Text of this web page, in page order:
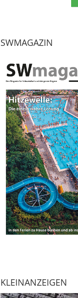
SWMAGAZIN
KLEINANZEIGEN